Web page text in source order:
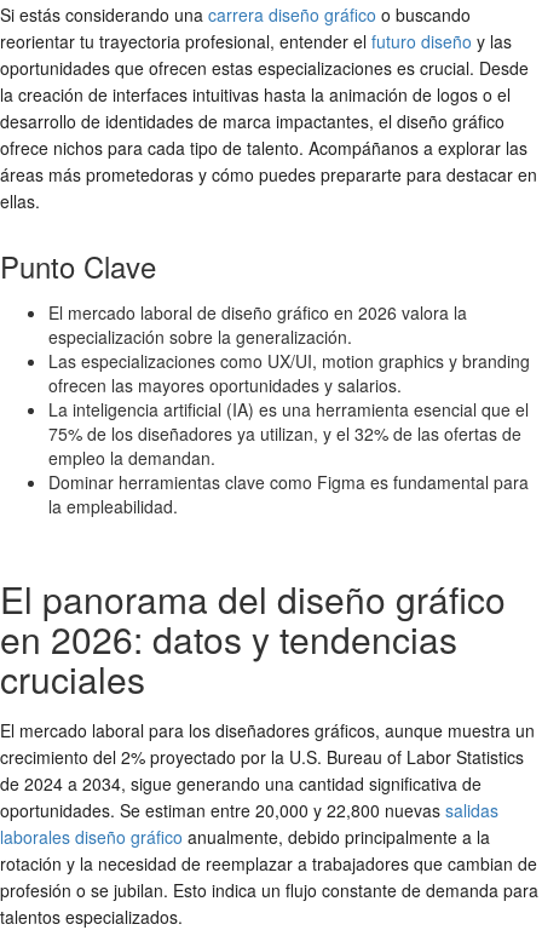
Si estás considerando una carrera diseño gráfico o buscando
reorientar tu trayectoria profesional, entender el futuro diseño y las
oportunidades que ofrecen estas especializaciones es crucial. Desde
la creación de interfaces intuitivas hasta la animación de logos o el
desarrollo de identidades de marca impactantes, el diseño gráfico
ofrece nichos para cada tipo de talento. Acompáñanos a explorar las
áreas más prometedoras y cómo puedes prepararte para destacar en
ellas.
Punto Clave
El mercado laboral de diseño gráfico en 2026 valora la
especialización sobre la generalización.
Las especializaciones como UX/UI, motion graphics y branding
ofrecen las mayores oportunidades y salarios.
La inteligencia artificial (IA) es una herramienta esencial que el
75% de los diseñadores ya utilizan, y el 32% de las ofertas de
empleo la demandan.
Dominar herramientas clave como Figma es fundamental para
la empleabilidad.
El panorama del diseño gráfico
en 2026: datos y tendencias
cruciales
El mercado laboral para los diseñadores gráficos, aunque muestra un
crecimiento del 2% proyectado por la U.S. Bureau of Labor Statistics
de 2024 a 2034, sigue generando una cantidad significativa de
oportunidades. Se estiman entre 20,000 y 22,800 nuevas salidas
laborales diseño gráfico anualmente, debido principalmente a la
rotación y la necesidad de reemplazar a trabajadores que cambian de
profesión o se jubilan. Esto indica un flujo constante de demanda para
talentos especializados.